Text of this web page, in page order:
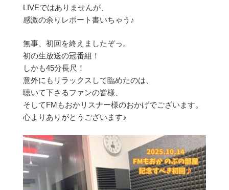
LIVEではありませんが、
感激の余りレポート書いちゃう♪
無事、初回を終えましたぞっ。
初の生放送の冠番組！
しかも45分長尺！
意外にもリラックスして臨めたのは、
聴いて下さるファンの皆様、
そしてFMもおかリスナー様のおかげでございます。
心よりありがとうございます♪